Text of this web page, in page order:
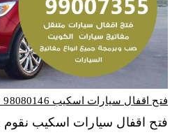
فتح اقفال سيارات اسكيب 98080146‬ عمل مفاتيح سيارات جديدة
فتح اقفال سيارات اسكيب نقوم